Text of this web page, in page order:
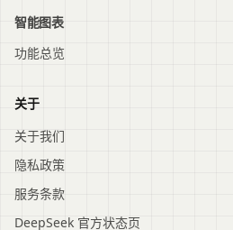
智能图表
功能总览
关于
关于我们
隐私政策
服务条款
DeepSeek 官方状态页